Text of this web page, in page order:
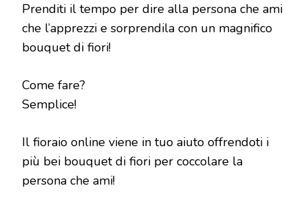
Prenditi il tempo per dire alla persona che ami
che l’apprezzi e sorprendila con un magnifico
bouquet di fiori!
Come fare?
Semplice!
Il fioraio online viene in tuo aiuto offrendoti i
più bei bouquet di fiori per coccolare la
persona che ami!